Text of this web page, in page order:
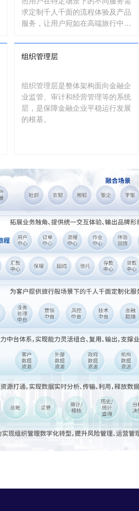
求定制千人千面的流程体验及产品
服务，让用户宛如在高端旅行中一
融服务过程。
组织管理层
组织管理层是整体架构面向金融企
业监管、审计和经营管理等的系统
层，是保障金融企业平稳运行发展
的根基。